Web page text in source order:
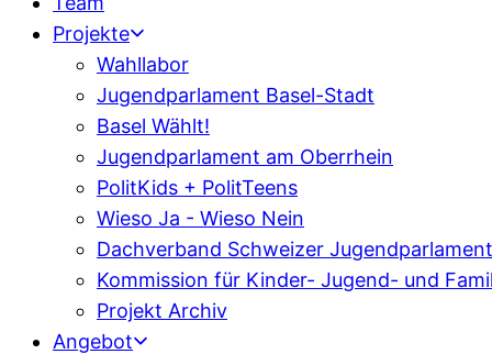
Projekte
Wahllabor
Jugendparlament Basel-Stadt
Basel Wählt!
Jugendparlament am Oberrhein
PolitKids + PolitTeens
Wieso Ja - Wieso Nein
Dachverband Schweizer
Kommission für Kinder- Jugend- und
Projekt Archiv
Angebot